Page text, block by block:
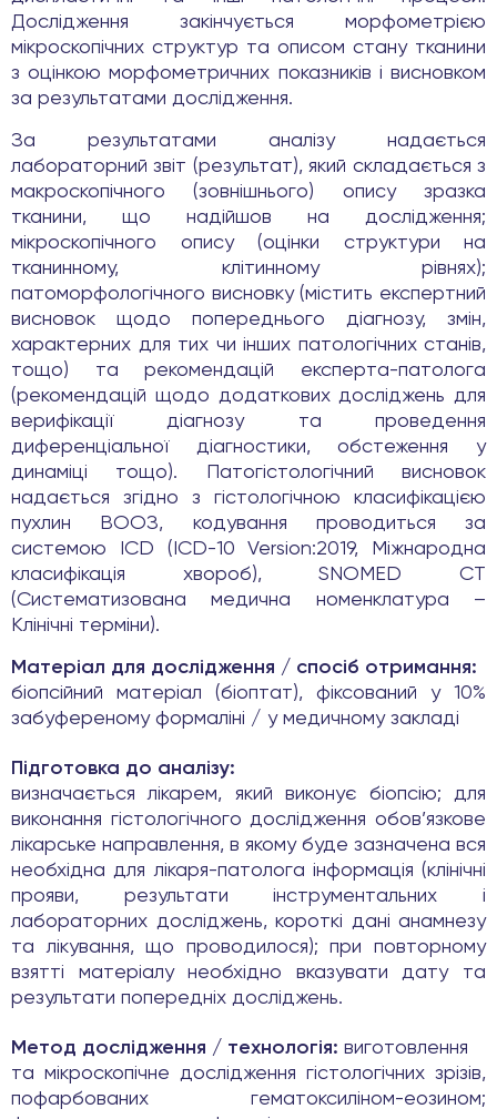
Дослідження закінчується морфометрією
мікроскопічних структур та описом стану тканини
з оцінкою морфометричних показників і висновком
за результатами дослідження.
За результатами аналізу надається
лабораторний звіт (результат), який складається з
макроскопічного (зовнішнього) опису зразка
тканини, що надійшов на дослідження;
мікроскопічного опису (оцінки структури на
тканинному, клітинному рівнях);
патоморфологічного висновку (містить експертний
висновок щодо попереднього діагнозу, змін,
характерних для тих чи інших патологічних станів,
тощо) та рекомендацій експерта-патолога
(рекомендацій щодо додаткових досліджень для
верифікації діагнозу та проведення
диференціальної діагностики, обстеження у
динаміці тощо). Патогістологічний висновок
надається згідно з гістологічною класифікацією
пухлин ВООЗ, кодування проводиться за
системою ICD (ICD-10 Version:2019, Міжнародна
класифікація хвороб), SNOMED CT
(Систематизована медична номенклатура –
Клінічні терміни).
Матеріал для дослідження / спосіб отримання:
біопсійний матеріал (біоптат), фіксований у 10%
забуференому формаліні / у медичному закладі
Підготовка до аналізу:
визначається лікарем, який виконує біопсію; для
виконання гістологічного дослідження обов’язкове
лікарське направлення, в якому буде зазначена вся
необхідна для лікаря-патолога інформація (клінічні
прояви, результати інструментальних і
лабораторних досліджень, короткі дані анамнезу
та лікування, що проводилося); при повторному
взятті матеріалу необхідно вказувати дату та
результати попередніх досліджень.
Метод дослідження / технологія: виготовлення
та мікроскопічне дослідження гістологічних зрізів,
пофарбованих гематоксиліном-еозином;